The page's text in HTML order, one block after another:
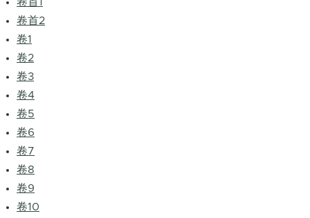
卷首1
卷首2
卷1
卷2
卷3
卷4
卷5
卷6
卷7
卷8
卷9
卷10